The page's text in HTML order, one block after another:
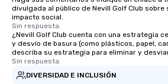
divulgada al público de Nevill Golf Club
impacto social.
Sin respuesta.
¿Nevill Golf Club cuenta con una estrategia
y desvío de basura (como plásticos, papel,
describa su estrategia para eliminar y
Sin respuesta.
DIVERSIDAD E INCLUSIÓN